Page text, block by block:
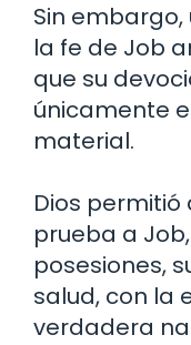
Sin
la fe de Job
que su
únicamente
material.
Dios permitió
prueba a
posesiones,
salud, con la
verdadera